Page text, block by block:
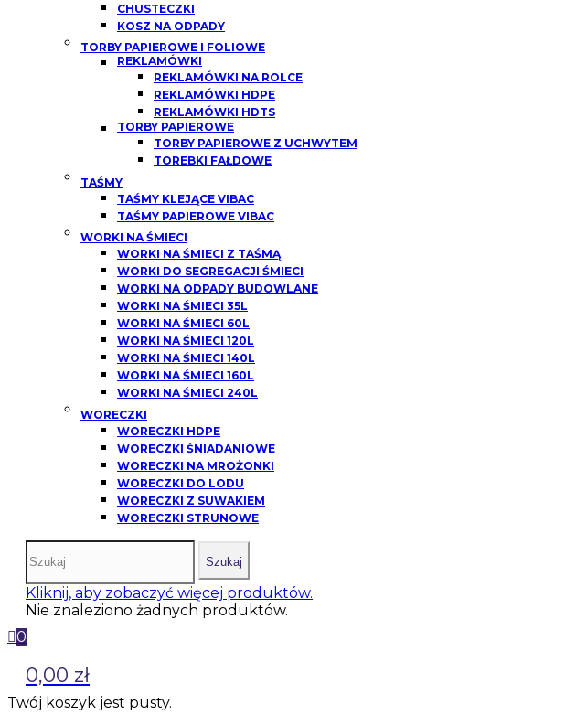
CHUSTECZKI
KOSZ NA ODPADY
TORBY PAPIEROWE I FOLIOWE
REKLAMÓWKI
REKLAMÓWKI NA ROLCE
REKLAMÓWKI HDPE
REKLAMÓWKI HDTS
TORBY PAPIEROWE
TORBY PAPIEROWE Z UCHWYTEM
TOREBKI FAŁDOWE
TAŚMY
TAŚMY KLEJĄCE VIBAC
TAŚMY PAPIEROWE VIBAC
WORKI NA ŚMIECI
WORKI NA ŚMIECI Z TAŚMĄ
WORKI DO SEGREGACJI ŚMIECI
WORKI NA ODPADY BUDOWLANE
WORKI NA ŚMIECI 35L
WORKI NA ŚMIECI 60L
WORKI NA ŚMIECI 120L
WORKI NA ŚMIECI 140L
WORKI NA ŚMIECI 160L
WORKI NA ŚMIECI 240L
WORECZKI
WORECZKI HDPE
WORECZKI ŚNIADANIOWE
WORECZKI NA MROŻONKI
WORECZKI DO LODU
WORECZKI Z SUWAKIEM
WORECZKI STRUNOWE
Szukaj
Kliknij, aby zobaczyć więcej produktów.
Nie znaleziono żadnych produktów.
0
0,00 zł
Twój koszyk jest pusty.